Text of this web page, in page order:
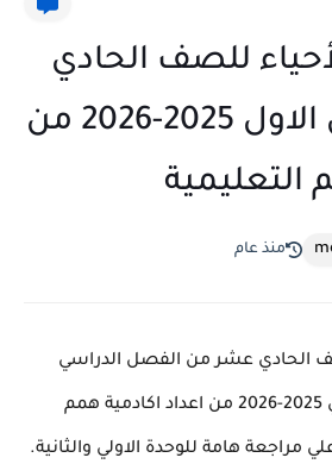
للصف الحادي
عشر الفصل الاول 2025-2026 من
التعليمية
منذ عام
الحادي عشر من الفصل الدراسي
الاول من العام الدراسي 2025-2026 من اعداد اكادمية همم
مراجعة هامة للوحدة الاولي والثانية.